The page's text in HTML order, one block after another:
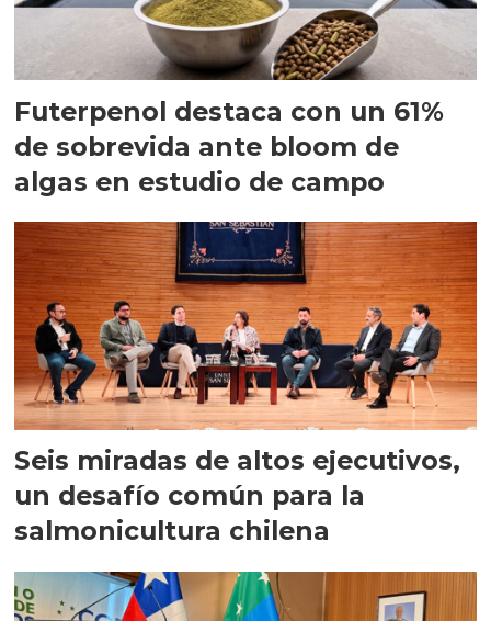
Futerpenol destaca con un 61%
de sobrevida ante bloom de
algas en estudio de campo
Seis miradas de altos ejecutivos,
un desafío común para la
salmonicultura chilena